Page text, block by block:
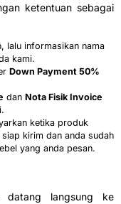
ketentuan sebagai
lalu informasikan nama
kami.
Down Payment 50%
dan Nota Fisik Invoice
ketika produk
kirim dan anda sudah
yang anda pesan.
datang langsung ke